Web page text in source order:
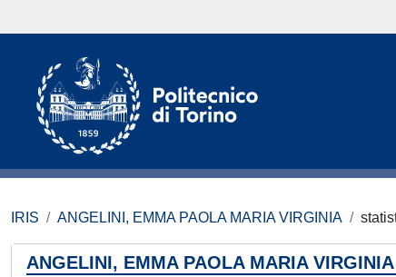
IRIS ANGELINI, EMMA PAOLA MARIA VIRGINIA
ANGELINI, EMMA PAOLA MARIA VIRGINIA